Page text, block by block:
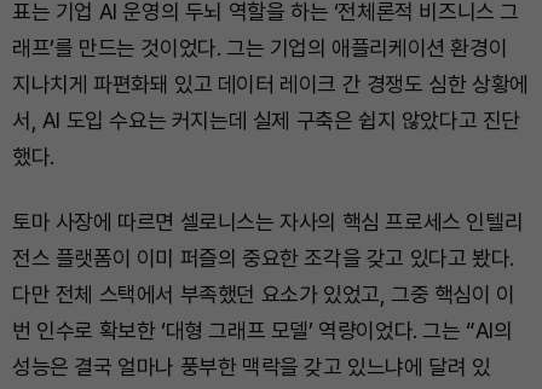
표는 기업 AI 운영의 두뇌 역할을 하는 ‘전체론적 비즈니스 그
래프’를 만드는 것이었다. 그는 기업의 애플리케이션 환경이
지나치게 파편화돼 있고 데이터 레이크 간 경쟁도 심한 상황에
서, AI 도입 수요는 커지는데 실제 구축은 쉽지 않았다고 진단
했다.
토마 사장에 따르면 셀로니스는 자사의 핵심 프로세스 인텔리
전스 플랫폼이 이미 퍼즐의 중요한 조각을 갖고 있다고 봤다.
다만 전체 스택에서 부족했던 요소가 있었고, 그중 핵심이 이
번 인수로 확보한 ‘대형 그래프 모델’ 역량이었다. 그는 “AI의
성능은 결국 얼마나 풍부한 맥락을 갖고 있느냐에 달려 있